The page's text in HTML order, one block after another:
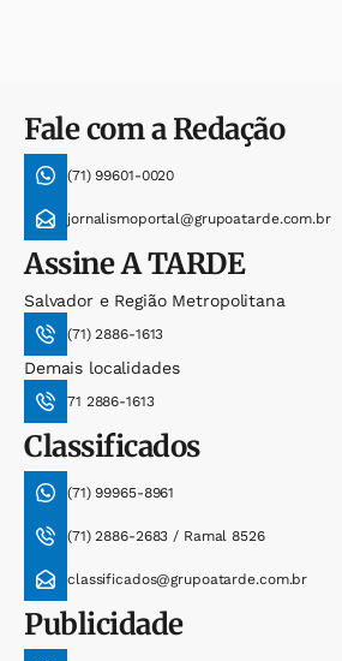
Fale com a Redação
(71) 99601-0020
jornalismoportal@grupoatarde.com.br
AssineA TARDE
Salvador e Região Metropolitana
(71) 2886-1613
Demais localidades
71 2886-1613
Classificados
(71) 99965-8961
(71) 2886-2683 / Ramal 8526
classificados@grupoatarde.com.br
Publicidade